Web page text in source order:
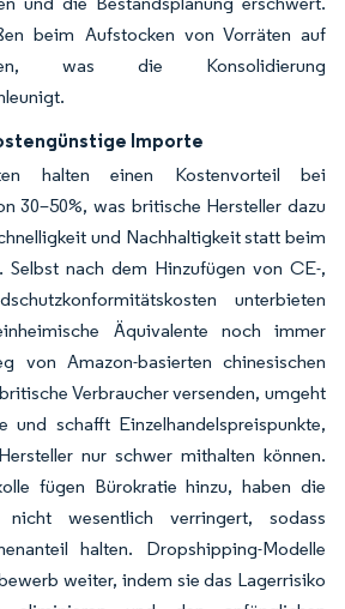
beim Aufstocken von Vorräten auf
was die Konsolidierung
Importe
halten einen Kostenvorteil bei
30–50%, was britische Hersteller dazu
und Nachhaltigkeit statt beim
Selbst nach dem Hinzufügen von CE-,
unterbieten
Äquivalente noch immer
von Amazon-basierten chinesischen
Verbraucher versenden, umgeht
und schafft Einzelhandelspreispunkte,
nur schwer mithalten können.
fügen Bürokratie hinzu, haben die
nicht wesentlich verringert, sodass
halten. Dropshipping-Modelle
weiter, indem sie das Lagerrisiko